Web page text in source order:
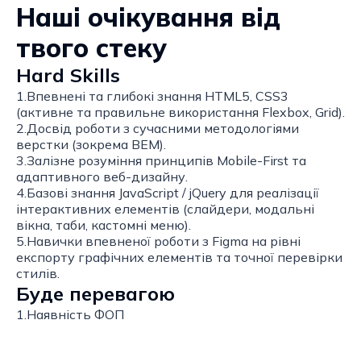
Наші очікування від
твого стеку
Hard Skills
1.Впевнені та глибокі знання HTML5, CSS3
(активне та правильне використання Flexbox, Grid).
2.Досвід роботи з сучасними методологіями
верстки (зокрема BEM).
3.Залізне розуміння принципів Mobile-First та
адаптивного веб-дизайну.
4.Базові знання JavaScript / jQuery для реалізації
інтерактивних елементів (слайдери, модальні
вікна, таби, кастомні меню).
5.Навички впевненої роботи з Figma на рівні
експорту графічних елементів та точної перевірки
стилів.
Буде перевагою
1.Наявність ФОП